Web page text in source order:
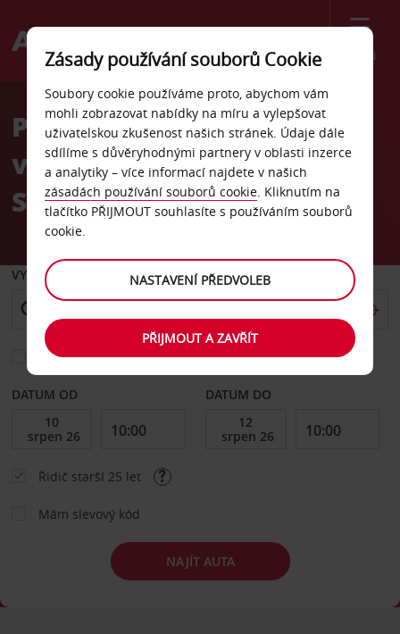
Menu
Welcome
AvisPronájem auta na
vlakovém nádraží Queen
Street v Glasgow
VYZVEDNOUT Z
Vyberte si jiné místo vrácení
DATUM OD DATUM DO
Řidič starší 25 let
Mám slevový kód
NAJÍT AUTA
Zásady používání souborů Cookie
Soubory cookie používáme proto, abychom vám
mohli zobrazovat nabídky na míru a vylepšovat
uživatelskou zkušenost našich stránek. Údaje dále
sdílíme s důvěryhodnými partnery v oblasti inzerce
a analytiky – více informací najdete v našich
zásadách používání souborů cookie. Kliknutím na
tlačítko PŘIJMOUT souhlasíte s používáním souborů
cookie.
NASTAVENÍ PŘEDVOLEB
PŘIJMOUT A ZAVŘÍT